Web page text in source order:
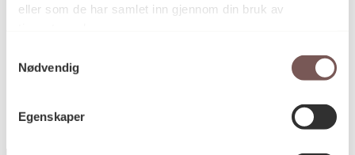
eller som de har samlet inn gjennom din bruk av
Nødvendig
Egenskaper
Intonasjon